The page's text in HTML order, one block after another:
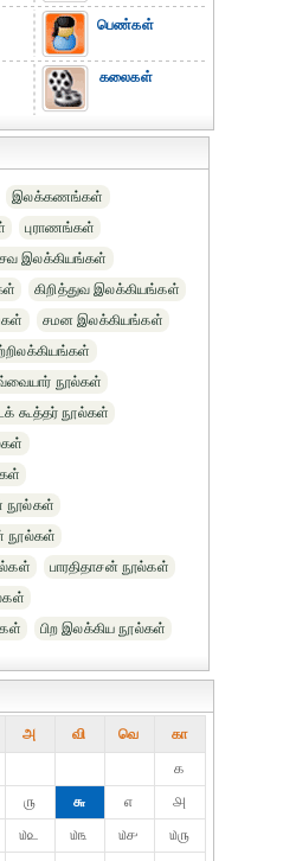
பெண்கள்
கலைகள்
இலக்கணங்கள்
புராணங்கள்
இலக்கியங்கள்
கிறித்துவ இலக்கியங்கள்
சமன இலக்கியங்கள்
நூல்கள்
கூத்தர் நூல்கள்
நூல்கள்
நூல்கள்
பாரதிதாசன் நூல்கள்
பிற இலக்கிய நூல்கள்
அ வி வெ கா
௧
௫ ௬ ௭
௮
௰௨ ௰௩ ௰௪
௰௫